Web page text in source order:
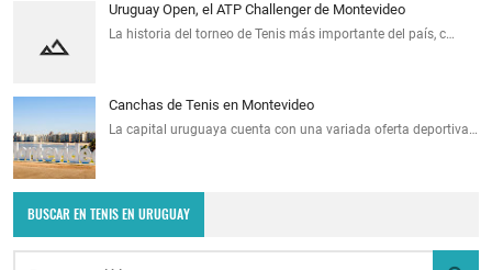
Uruguay Open, el ATP Challenger de Montevideo
La historia del torneo de Tenis más importante del país, c…
Canchas de Tenis en Montevideo
La capital uruguaya cuenta con una variada oferta deportiva…
BUSCAR EN TENIS EN URUGUAY